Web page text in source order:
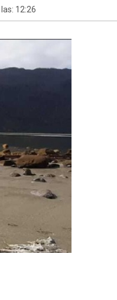
12:26